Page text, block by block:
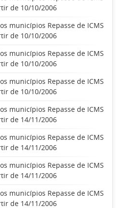
de 10/10/2006
municípios Repasse de ICMS
de 10/10/2006
municípios Repasse de ICMS
de 10/10/2006
municípios Repasse de ICMS
de 10/10/2006
municípios Repasse de ICMS
de 14/11/2006
municípios Repasse de ICMS
de 14/11/2006
municípios Repasse de ICMS
de 14/11/2006
municípios Repasse de ICMS
de 14/11/2006